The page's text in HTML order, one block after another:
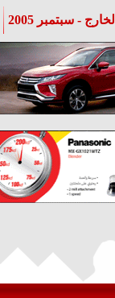
- سبتمبر 2005